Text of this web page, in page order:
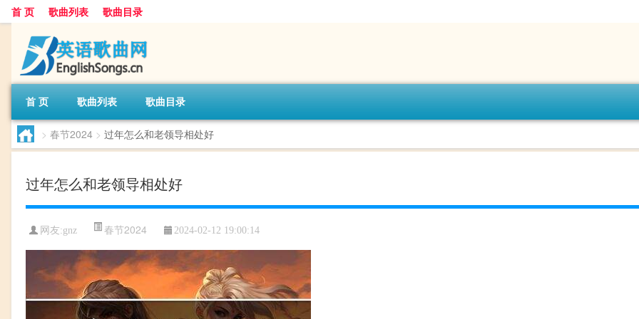
首 页 歌曲列表 歌曲目录
首 页 歌曲列表 歌曲目录
> 春节2024 > 过年怎么和老领导相处好
过年怎么和老领导相处好
网友:gnz 春节2024 2024-02-12 19:00:14